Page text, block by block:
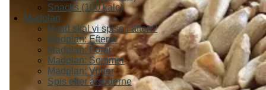
Snacks (100 kalc)
Madplan
Hvad skal vi spise i aften?
Madplan: Efterår
Madplan: Forår
Madplan: Sommer
Madplan: Vinter
Spis efter årstiderne